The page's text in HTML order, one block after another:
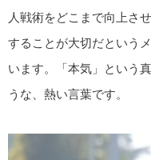
人戦術をどこまで向上さ
することが大切だという
います。「本気」という
うな、熱い言葉です。